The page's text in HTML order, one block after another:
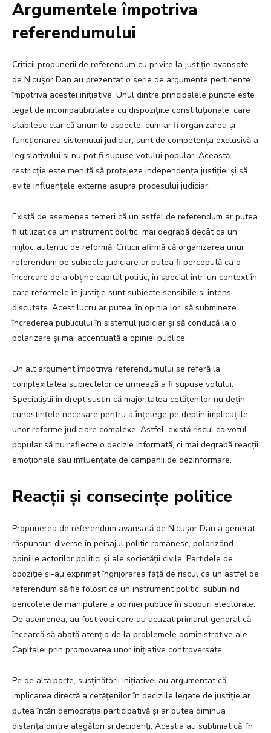
Argumentele împotriva
referendumului
Criticii propunerii de referendum cu privire la justiție avansate
de Nicușor Dan au prezentat o serie de argumente pertinente
împotriva acestei inițiative. Unul dintre principalele puncte este
legat de incompatibilitatea cu dispozițiile constituționale, care
stabilesc clar că anumite aspecte, cum ar fi organizarea și
funcționarea sistemului judiciar, sunt de competența exclusivă a
legislativului și nu pot fi supuse votului popular. Această
restricție este menită să protejeze independența justiției și să
evite influențele externe asupra procesului judiciar.
Există de asemenea temeri că un astfel de referendum ar putea
fi utilizat ca un instrument politic, mai degrabă decât ca un
mijloc autentic de reformă. Criticii afirmă că organizarea unui
referendum pe subiecte judiciare ar putea fi percepută ca o
încercare de a obține capital politic, în special într-un context în
care reformele în justiție sunt subiecte sensibile și intens
discutate. Acest lucru ar putea, în opinia lor, să submineze
încrederea publicului în sistemul judiciar și să conducă la o
polarizare și mai accentuată a opiniei publice.
Un alt argument împotriva referendumului se referă la
complexitatea subiectelor ce urmează a fi supuse votului.
Specialiștii în drept susțin că majoritatea cetățenilor nu dețin
cunoștințele necesare pentru a înțelege pe deplin implicațiile
unor reforme judiciare complexe. Astfel, există riscul ca votul
popular să nu reflecte o decizie informată, ci mai degrabă reacții
emoționale sau influențate de campanii de dezinformare.
Reacții și consecințe politice
Propunerea de referendum avansată de Nicușor Dan a generat
răspunsuri diverse în peisajul politic românesc, polarizând
opiniile actorilor politici și ale societății civile. Partidele de
opoziție și-au exprimat îngrijorarea față de riscul ca un astfel de
referendum să fie folosit ca un instrument politic, subliniind
pericolele de manipulare a opiniei publice în scopuri electorale.
De asemenea, au fost voci care au acuzat primarul general că
încearcă să abată atenția de la problemele administrative ale
Capitalei prin promovarea unor inițiative controversate.
Pe de altă parte, susținătorii inițiativei au argumentat că
implicarea directă a cetățenilor în deciziile legate de justiție ar
putea întări democrația participativă și ar putea diminua
distanța dintre alegători și decidenți. Aceștia au subliniat că, în